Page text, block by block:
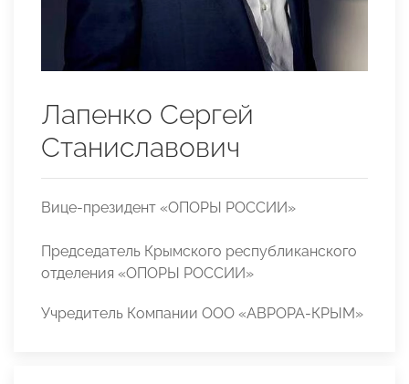
Лапенко Сергей
Станиславович
Вице-президент «ОПОРЫ РОССИИ»
Председатель Крымского республиканского
отделения «ОПОРЫ РОССИИ»
Учредитель Компании ООО «АВРОРА-КРЫМ»